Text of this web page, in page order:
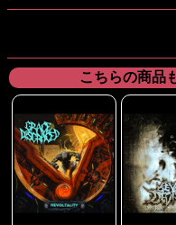
こちらの商品